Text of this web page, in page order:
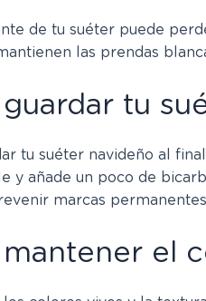
de tu suéter puede
las prendas
tu
tu suéter navideño al
y añade un poco de
marcas
el